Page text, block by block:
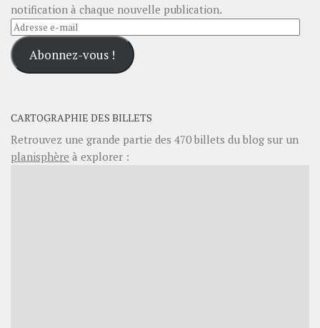
notification à chaque nouvelle publication.
Adresse
e-
mailAbonnez-vous !
CARTOGRAPHIE DES BILLETS
Retrouvez une grande partie des 470billets du blog sur un
planisphère à explorer :